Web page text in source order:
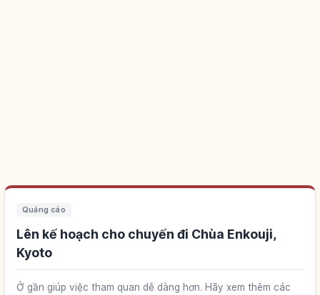
Quảng cáo
Lên kế hoạch cho chuyến đi Chùa Enkouji,
Kyoto
Ở gần giúp việc tham quan dễ dàng hơn. Hãy xem thêm các